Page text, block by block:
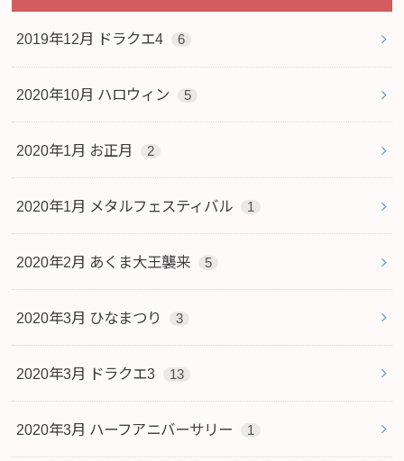
2019年12月 ドラクエ4 6
2020年10月 ハロウィン 5
2020年1月 お正月 2
2020年1月 メタルフェスティバル 1
2020年2月 あくま大王襲来 5
2020年3月 ひなまつり 3
2020年3月 ドラクエ3 13
2020年3月 ハーフアニバーサリー 1